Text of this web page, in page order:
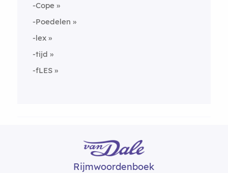
-Cope
-Poedelen
-lex
-tijd
-fLES
Rijmwoordenboek